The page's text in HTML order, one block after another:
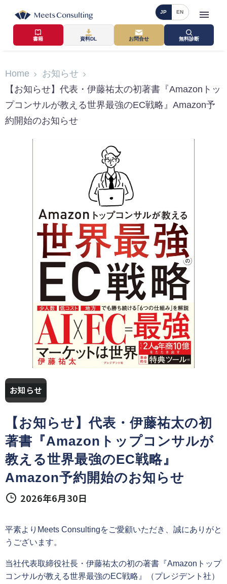
書籍 資料DL お問合せ 無料診断
JP EN
Home
お知らせ
【お知らせ】代表・伊藤祐太の初著書『Amazonトッ
プコンサルが教える世界最強のEC戦略』Amazon予
約開始のお知らせ
お知らせ
【お知らせ】代表・伊藤祐太の初
著書『Amazonトップコンサルが
教える世界最強のEC戦略』
Amazon予約開始のお知らせ
2026年6月30日
平素よりMeets Consultingをご愛顧いただき、誠にありがと
うございます。
当社代表取締役社長・伊藤祐太の初の著書『Amazonトップ
コンサルが教える世界最強のEC戦略』（プレジデント社）